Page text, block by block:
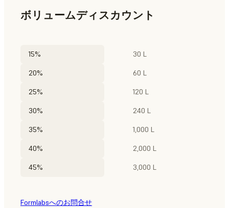
ボリュームディスカウント
15% 30 L
20% 60 L
25% 120 L
30% 240 L
35% 1,000 L
40% 2,000 L
45% 3,000 L
Formlabsへのお問合せ